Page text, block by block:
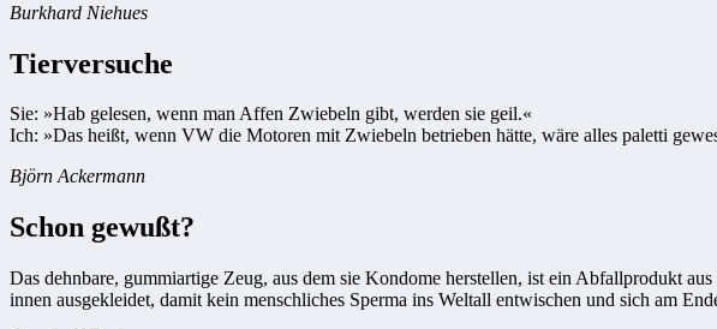
Burkhard Niehues
Tierversuche
Sie: »Hab gelesen, wenn man Affen Zwiebeln gibt, werden sie geil.«
Ich: »Das heißt, wenn VW die Motoren mit Zwiebeln betrieben hätte, wäre alles paletti
Björn Ackermann
Schon gewußt?
Das dehnbare, gummiartige Zeug, aus dem sie Kondome herstellen, ist ein Abfallprodukt
innen ausgekleidet, damit kein menschliches Sperma ins Weltall entwischen und sich am